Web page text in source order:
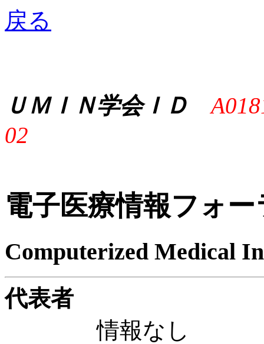
戻る
ＵＭＩＮ学会ＩＤ
02
電子医療情報フォー
Computerized Medical
代表者
情報なし